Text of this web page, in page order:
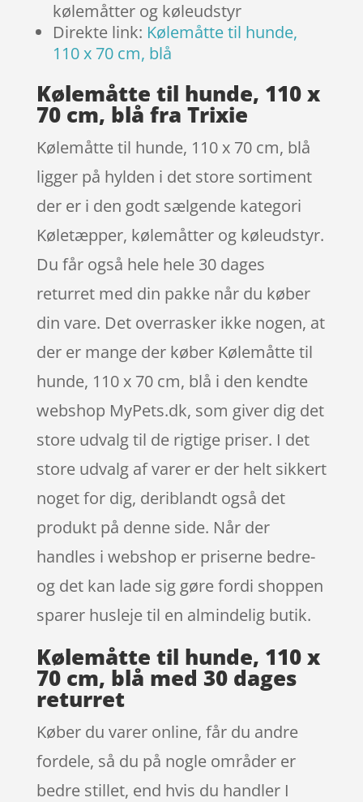
kølemåtter og køleudstyr
Direkte link: Kølemåtte til hunde,
110 x 70 cm, blå
Kølemåtte til hunde, 110 x
70 cm, blå fra Trixie
Kølemåtte til hunde, 110 x 70 cm, blå
ligger på hylden i det store sortiment
der er i den godt sælgende kategori
Køletæpper, kølemåtter og køleudstyr.
Du får også hele hele 30 dages
returret med din pakke når du køber
din vare. Det overrasker ikke nogen, at
der er mange der køber Kølemåtte til
hunde, 110 x 70 cm, blå i den kendte
webshop MyPets.dk, som giver dig det
store udvalg til de rigtige priser. I det
store udvalg af varer er der helt sikkert
noget for dig, deriblandt også det
produkt på denne side. Når der
handles i webshop er priserne bedre-
og det kan lade sig gøre fordi shoppen
sparer husleje til en almindelig butik.
Kølemåtte til hunde, 110 x
70 cm, blå med 30 dages
returret
Køber du varer online, får du andre
fordele, så du på nogle områder er
bedre stillet, end hvis du handler I